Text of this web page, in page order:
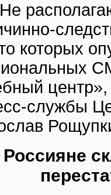
которых
центр»,
службы
Россияне